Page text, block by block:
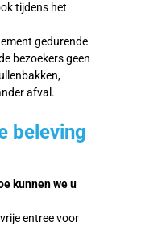
tijdens het
gedurende
bezoekers geen
afval.
beleving
kunnen we u
entree voor